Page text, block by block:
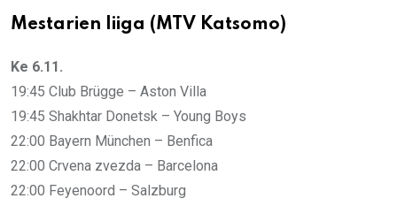
Mestarien liiga (MTV Katsomo)
Ke 6.11.
19:45 Club Brügge – Aston Villa
19:45 Shakhtar Donetsk – Young Boys
22:00 Bayern München – Benfica
22:00 Crvena zvezda – Barcelona
22:00 Feyenoord – Salzburg